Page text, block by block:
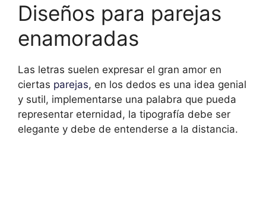
Diseños para parejas
enamoradas
Las letras suelen expresar el gran amor en
ciertas parejas, en los dedos es una idea genial
y sutil, implementarse una palabra que pueda
representar eternidad, la tipografía debe ser
elegante y debe de entenderse a la distancia.